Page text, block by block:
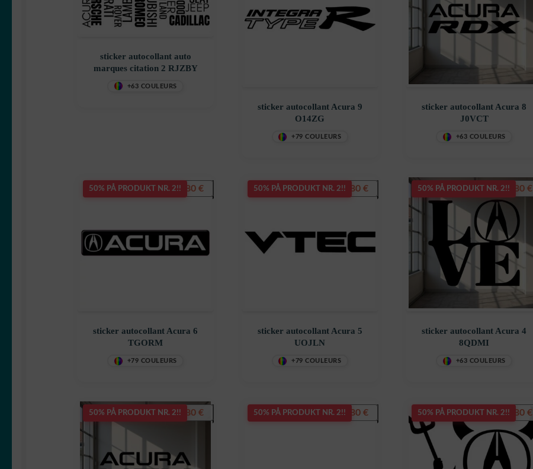
sticker autocollant auto
marques citation 2 RJZBY
+63 COULEURS
sticker autocollant Acura 9
O14ZG
+79 COULEURS
sticker autocollant Acura 8
J0VCT
+63 COULEURS
50% PÅ PRODUKT NR. 2!!
sticker autocollant Acura 6
TGORM
+79 COULEURS
7,80€ 50% PÅ PRODUKT NR. 2!!
sticker autocollant Acura 5
UOJLN
+79 COULEURS
7,80 € 50% PÅ PRODUKT NR. 2!!
sticker autocollant Acura 4
8QDMI
+63 COULEURS
7,80€
50% PÅ PRODUKT NR. 2!!7,80€ 50% PÅ PRODUKT NR. 2!!7,80 € 50% PÅ PRODUKT NR. 2!!7,80€